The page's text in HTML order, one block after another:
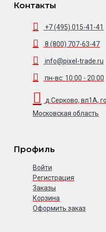
Контакты
+7 (495) 015-41-41
8 (800) 707-63-47
info@pixel-trade.ru
пн-вс: 10:00 - 20:00
д.Серково, вл1А,
Московская область
Профиль
Войти
Регистрация
Заказы
Корзина
Оформить заказ